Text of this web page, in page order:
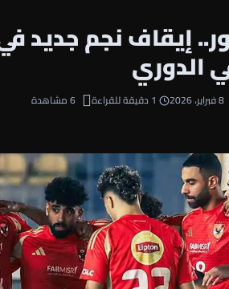
إيقاف نجم جديد
الدوري
8 فبراير، 2026 1 دقيقة للقراءة 6 مشاهدة